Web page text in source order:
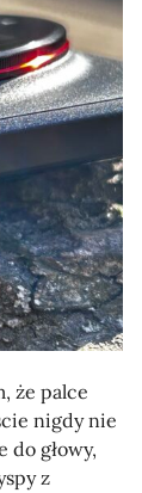
że palce
nigdy nie
do głowy,
z